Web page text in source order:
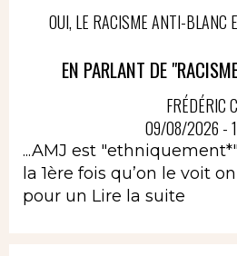
OUI, LE RACISME ANTI-BLANC
EN PARLANT DE
FRÉDÉRIC
09/08/2026 -
...AMJ est
la 1ère fois qu’on le voit
pour un Lire la suite